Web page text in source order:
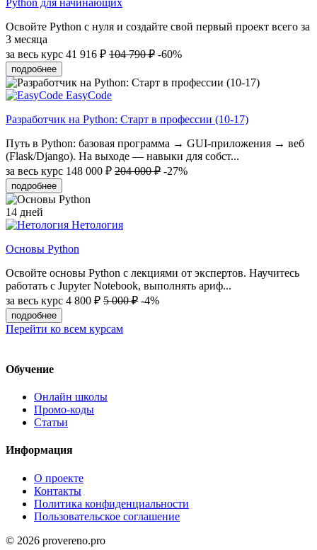
Освойте Python с нуля и создайте свой первый проект всего за
3 месяца
за весь курс 41 916 ₽ 104 790 ₽ -60%
подробнее
EasyCode
Разработчик на Python: Старт в профессии (10-17)
Путь в Python: базовая программа → GUI-приложения → веб
(Flask/Django). На выходе — навыки для собст...
за весь курс 148 000 ₽ 204 000 ₽ -27%
подробнее
14 дней
Нетология
Основы Python
Освойте основы Python с лекциями от экспертов. Научитесь
работать с Jupyter Notebook, выполнять ариф...
за весь курс 4 800 ₽ 5 000 ₽ -4%
подробнее
Перейти ко всем курсам
Обучение
Онлайн школы
Промо-коды
Статьи
Информация
О проекте
Контакты
Политика конфиденциальности
Пользовательское соглашение
© 2026 provereno.pro